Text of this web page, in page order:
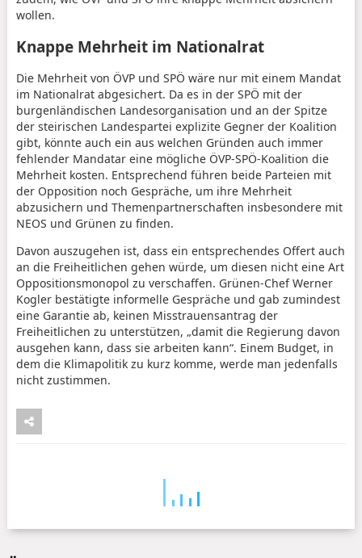
wollen.
Knappe Mehrheit im Nationalrat
Die Mehrheit von ÖVP und SPÖ wäre nur mit einem Mandat
im Nationalrat abgesichert. Da es in der SPÖ mit der
burgenländischen Landesorganisation und an der Spitze
der steirischen Landespartei explizite Gegner der Koalition
gibt, könnte auch ein aus welchen Gründen auch immer
fehlender Mandatar eine mögliche ÖVP-SPÖ-Koalition die
Mehrheit kosten. Entsprechend führen beide Parteien mit
der Opposition noch Gespräche, um ihre Mehrheit
abzusichern und Themenpartnerschaften insbesondere mit
NEOS und Grünen zu finden.
Davon auszugehen ist, dass ein entsprechendes Offert auch
an die Freiheitlichen gehen würde, um diesen nicht eine Art
Oppositionsmonopol zu verschaffen. Grünen-Chef Werner
Kogler bestätigte informelle Gespräche und gab zumindest
eine Garantie ab, keinen Misstrauensantrag der
Freiheitlichen zu unterstützen, „damit die Regierung davon
ausgehen kann, dass sie arbeiten kann“. Einem Budget, in
dem die Klimapolitik zu kurz komme, werde man jedenfalls
nicht zustimmen.